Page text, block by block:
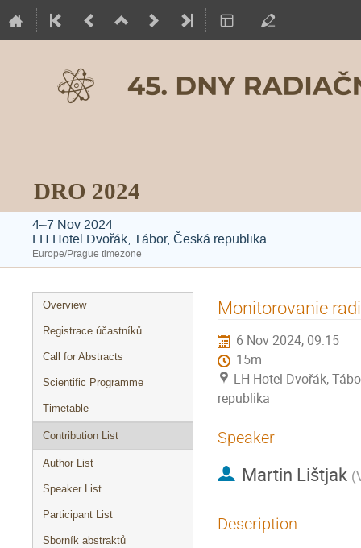
DRO 2024
4–7 Nov 2024
LH Hotel Dvořák, Tábor, Česká republika
Europe/Prague timezone
Event
menu
Overview
Registrace účastníků
Call for Abstracts
Scientific Programme
Timetable
Contribution List
Author List
Speaker List
Participant List
Sborník abstraktů
Monitorovanie
6 Nov 2024, 09:15
15m
LH Hotel Dvořák,
republika
Speaker
Martin Lištjak (
Description